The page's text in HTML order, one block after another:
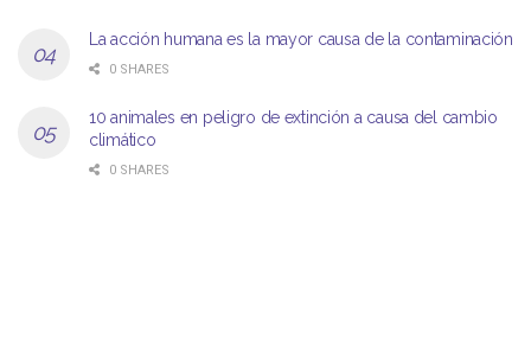
La acción humana es la mayor causa de la contaminación
0 SHARES
10 animales en peligro de extinción a causa del cambio
climático
0 SHARES